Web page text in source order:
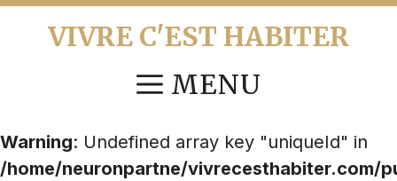
VIVRE C'EST HABITER
MENU
Warning: Undefined array key "uniqueId" in
/home/neuronpartne/vivrecesthabiter.com/